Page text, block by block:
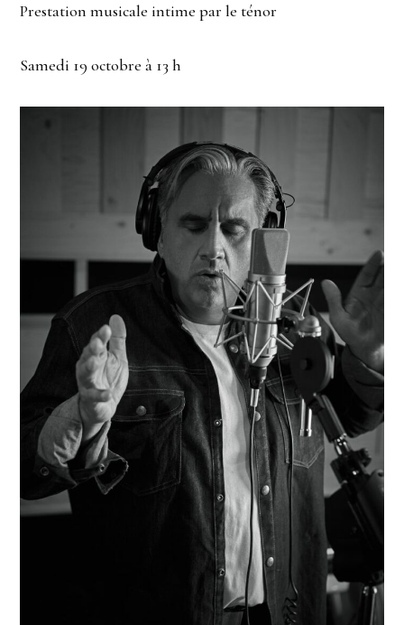
Prestation musicale intime par le ténor
Samedi 19 octobre à 13 h